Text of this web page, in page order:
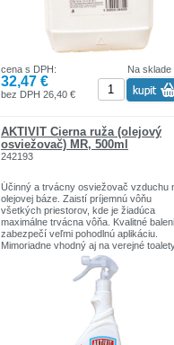
Na sklade
cena s DPH:
32,47 €
bez DPH 26,40 €
AKTIVIT Čierna ruža (olejový
osviežovač) MR, 500ml
242193
Účinný a trvácny osviežovač vzduchu
olejovej báze. Zaistí príjemnú vôňu
všetkých priestorov, kde je žiadúca
maximálne trvácna vôňa. Kvalitné
zabezpečí veľmi pohodlnú aplikáciu.
Mimoriadne vhodný aj na verejné
pisoárov a kúpeľní, kde sa pohybuje
množstvo ľudí. Vôňa Čierna ruža je
unikátnou kombináciou veľmi jemných
ruže a čerstvej bavlny. Táto jedinečná
pôsobí luxusne a zároveň čisto a
prirodzene. Pripomína vôňu čerstvo
vypratej bielizne, čím navodzuje
príjemnú atmosféru domova.